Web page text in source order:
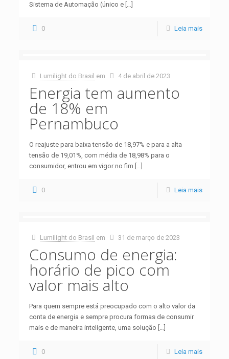
Sistema de Automação (único e […]
0 Leia mais
Lumilight do Brasil em 4 de abril de 2023
Energia tem aumento
de 18% em
Pernambuco
O reajuste para baixa tensão de 18,97% e para a alta
tensão de 19,01%, com média de 18,98% para o
consumidor, entrou em vigor no fim […]
0 Leia mais
Lumilight do Brasil em 31 de março de 2023
Consumo de energia:
horário de pico com
valor mais alto
Para quem sempre está preocupado com o alto valor da
conta de energia e sempre procura formas de consumir
mais e de maneira inteligente, uma solução […]
0 Leia mais